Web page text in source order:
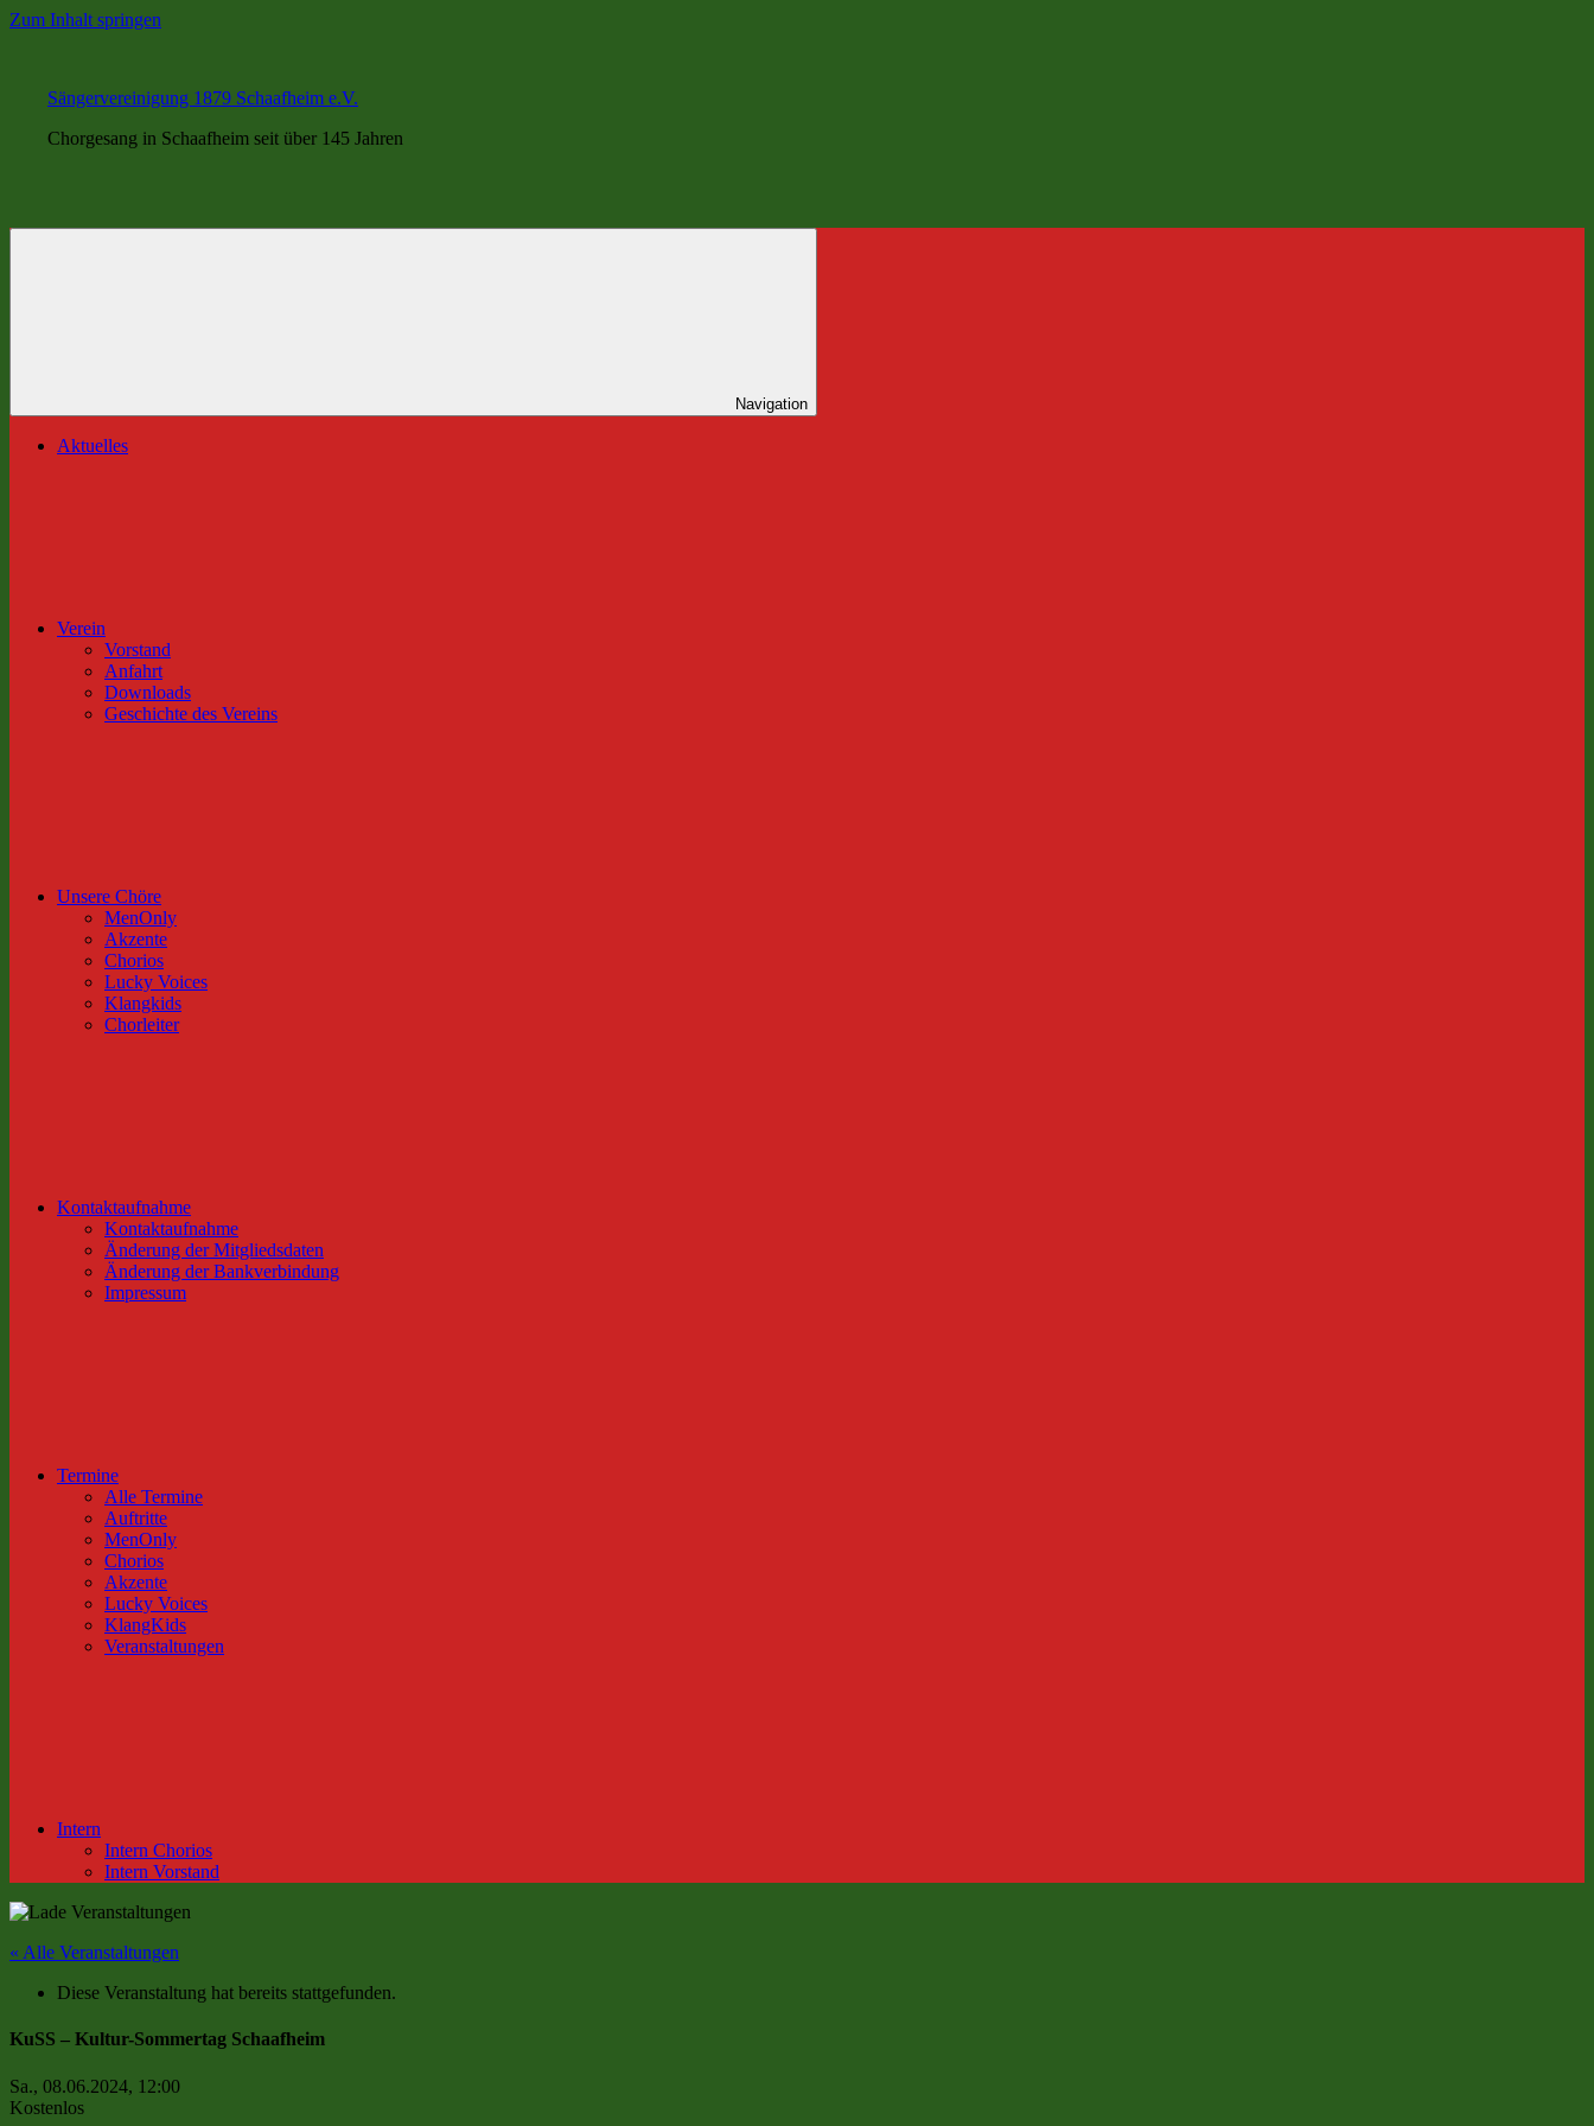
Zum Inhalt springen
Sängervereinigung 1879 Schaafheim e.V.
Chorgesang in Schaafheim seit über 145 Jahren
Navigation
Aktuelles
Verein
Vorstand
Anfahrt
Downloads
Geschichte des Vereins
Unsere Chöre
MenOnly
Akzente
Chorios
Lucky Voices
Klangkids
Chorleiter
Kontaktaufnahme
Kontaktaufnahme
Änderung der Mitgliedsdaten
Änderung der Bankverbindung
Impressum
Termine
Alle Termine
Auftritte
MenOnly
Chorios
Akzente
Lucky Voices
KlangKids
Veranstaltungen
Intern
Intern Chorios
Intern Vorstand
« Alle Veranstaltungen
Diese Veranstaltung hat bereits stattgefunden.
KuSS – Kultur-Sommertag Schaafheim
Sa., 08.06.2024, 12:00
Kostenlos